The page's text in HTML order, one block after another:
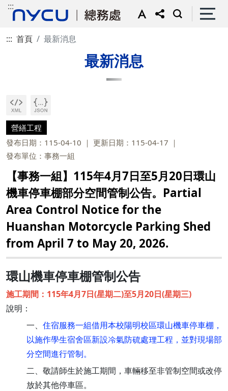
:::
::: 首頁 最新消息
最新消息
營繕工程
發布日期：115-04-10
更新日期：115-04-17
發布單位：事務一組
【事務一組】115年4月7日至5月20日環山
機車停車棚部分空間管制公告。Partial
Area Control Notice for the
Huanshan Motorcycle Parking Shed
from April 7 to May 20, 2026.
環山機車停車棚管制公告
施工期間：115年4月7日(星期二)至5月20日(星期三)
說明：
一、 住宿服務一組借用本校陽明校區環山機車停車棚，
以施作學生宿舍區新設冷氣防硫處理工程，並對現場部
分空間進行管制。
二、敬請師生於施工期間，車輛移至非管制空間或改停
放於其他停車區。